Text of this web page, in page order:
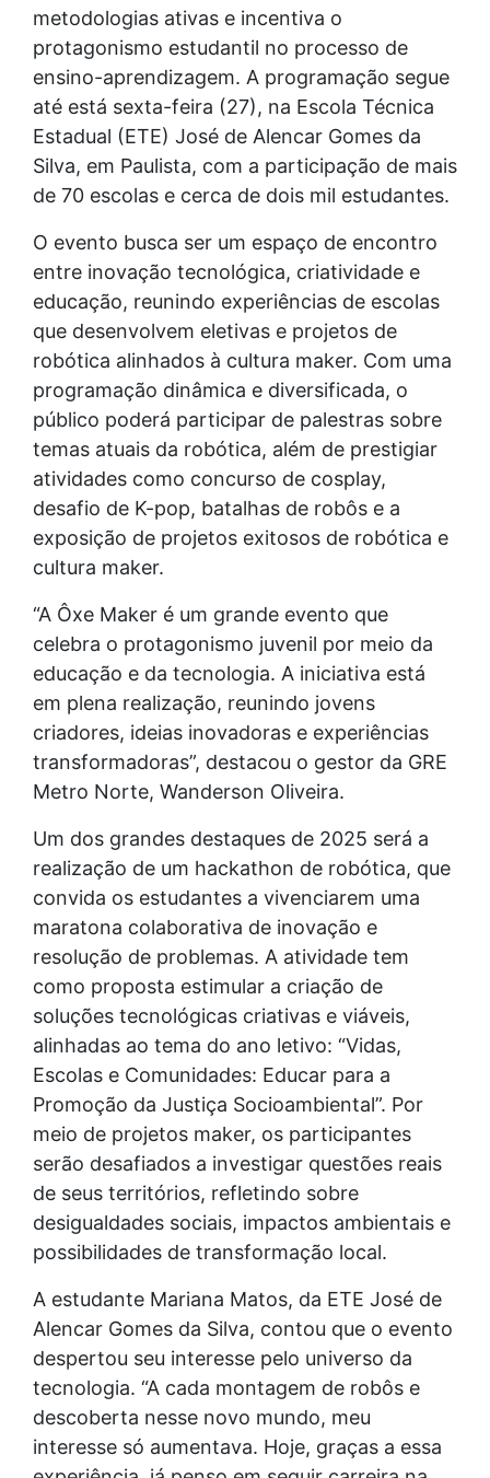
metodologias ativas e incentiva o
protagonismo estudantil no processo de
ensino-aprendizagem. A programação segue
até está sexta-feira (27), na Escola Técnica
Estadual (ETE) José de Alencar Gomes da
Silva, em Paulista, com a participação de mais
de 70 escolas e cerca de dois mil estudantes.
O evento busca ser um espaço de encontro
entre inovação tecnológica, criatividade e
educação, reunindo experiências de escolas
que desenvolvem eletivas e projetos de
robótica alinhados à cultura maker. Com uma
programação dinâmica e diversificada, o
público poderá participar de palestras sobre
temas atuais da robótica, além de prestigiar
atividades como concurso de cosplay,
desafio de K-pop, batalhas de robôs e a
exposição de projetos exitosos de robótica e
cultura maker.
“A Ôxe Maker é um grande evento que
celebra o protagonismo juvenil por meio da
educação e da tecnologia. A iniciativa está
em plena realização, reunindo jovens
criadores, ideias inovadoras e experiências
transformadoras”, destacou o gestor da GRE
Metro Norte, Wanderson Oliveira.
Um dos grandes destaques de 2025 será a
realização de um hackathon de robótica, que
convida os estudantes a vivenciarem uma
maratona colaborativa de inovação e
resolução de problemas. A atividade tem
como proposta estimular a criação de
soluções tecnológicas criativas e viáveis,
alinhadas ao tema do ano letivo: “Vidas,
Escolas e Comunidades: Educar para a
Promoção da Justiça Socioambiental”. Por
meio de projetos maker, os participantes
serão desafiados a investigar questões reais
de seus territórios, refletindo sobre
desigualdades sociais, impactos ambientais e
possibilidades de transformação local.
A estudante Mariana Matos, da ETE José de
Alencar Gomes da Silva, contou que o evento
despertou seu interesse pelo universo da
tecnologia. “A cada montagem de robôs e
descoberta nesse novo mundo, meu
interesse só aumentava. Hoje, graças a essa